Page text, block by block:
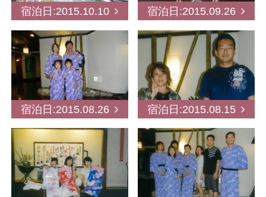
宿泊日:2015.10.10 宿泊日:2015.09.26
宿泊日:2015.08.26 宿泊日:2015.08.15
HOME